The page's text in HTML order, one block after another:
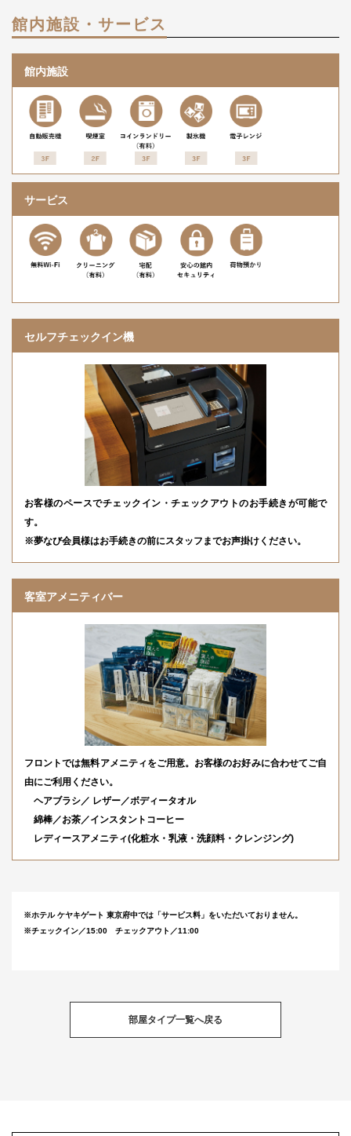
館内施設・サービス
館内施設
サービス
セルフチェックイン機
お客様のペースでチェックイン・チェックアウトのお手続きが可能で
す。
※夢なび会員様はお手続きの前にスタッフまでお声掛けください。
客室アメニティバー
フロントでは無料アメニティをご用意。お客様のお好みに合わせてご自
由にご利用ください。
ヘアブラシ／ レザー／ボディータオル
綿棒／お茶／インスタントコーヒー
レディースアメニティ(化粧水・乳液・洗顔料・クレンジング)
※ホテル ケヤキゲート 東京府中では「サービス料」をいただいておりません。
※チェックイン／15:00 チェックアウト／11:00
部屋タイプ一覧へ戻る